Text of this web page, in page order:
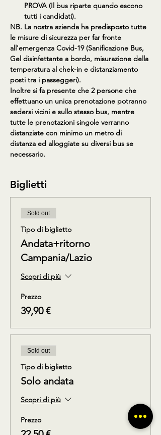
PROVA (Il bus riparte quando escono
tutti i candidati).
NB. La nostra azienda ha predisposto tutte
le misure di sicurezza per far fronte
all'emergenza Covid-19 (Sanificazione Bus,
Gel disinfettante a bordo, misurazione della
temperatura al chek-in e distanziamento
posti tra i passeggeri).
Inoltre si fa presente che 2 persone che
effettuano un unica prenotazione potranno
sedersi vicini e sullo stesso bus, mentre
tutte le prenotazioni singole verranno
distanziate con minimo un metro di
distanza ed alloggiate su diversi bus se
necessario.
Biglietti
Sold out
Tipo di biglietto
Andata+ritorno
Campania/Lazio
Scopri di più
Prezzo
39,90 €
Sold out
Tipo di biglietto
Solo andata
Scopri di più
Prezzo